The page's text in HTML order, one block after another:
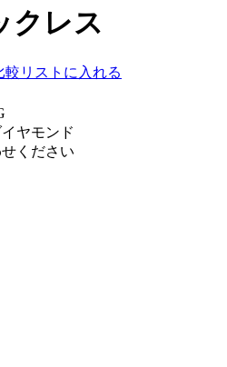
クレス
較リストに入れる
ヤモンド
ください